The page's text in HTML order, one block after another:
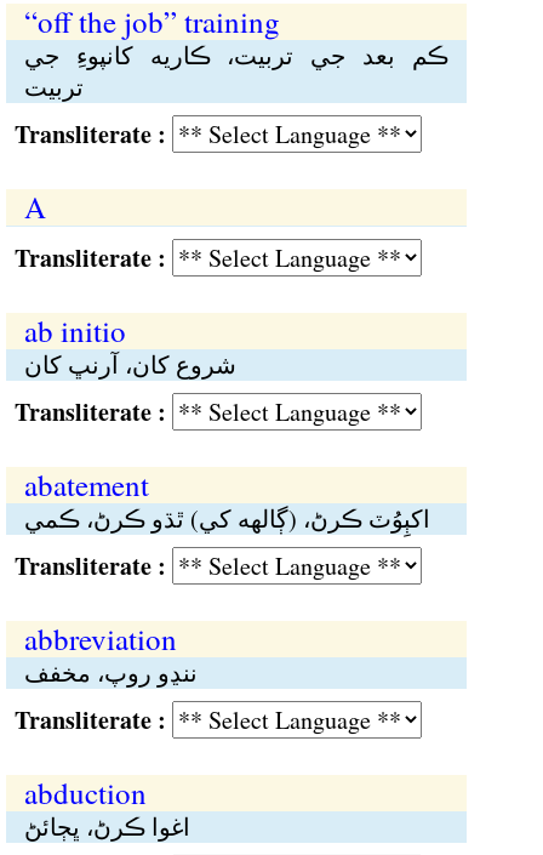
“off the job” training
ڪم بعد جي تربيت، ڪاريە کانپوءِ جي
تربيت
:
A
:
ab initio
شروع کان، آرنڀ کان
:
abatement
اکٻِوُٽ ڪرڻ، (ڳالهە کي) ٿڌو ڪرڻ، ڪمي
:
abbreviation
ننڍو روپ، مخفف
:
abduction
اغوا ڪرڻ، ڀڄائڻ